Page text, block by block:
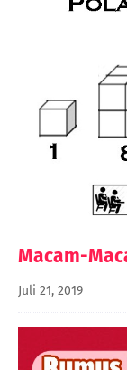
Macam-
Juli 21, 2019